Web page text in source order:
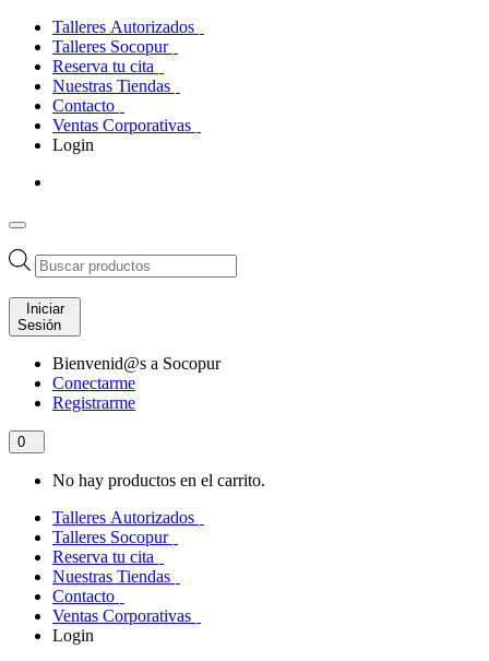
Talleres Autorizados
Talleres Socopur
Reserva tu cita
Nuestras Tiendas
Contacto
Ventas Corporativas
Login
Búsqueda
de
productos
Iniciar
Sesión
Bienvenid@s a Socopur
Conectarme
Registrarme
0
No hay productos en el carrito.
Talleres Autorizados
Talleres Socopur
Reserva tu cita
Nuestras Tiendas
Contacto
Ventas Corporativas
Login